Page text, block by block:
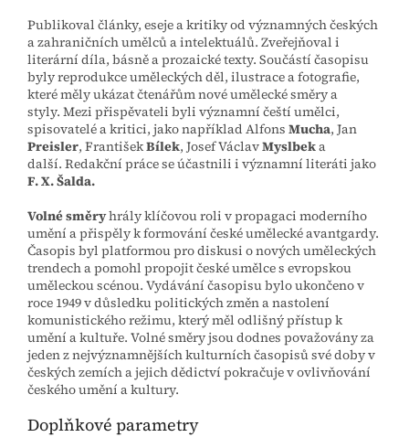
Publikoval články, eseje a kritiky od významných českých
a zahraničních umělců a intelektuálů. Zveřejňoval i
literární díla, básně a prozaické texty. Součástí časopisu
byly reprodukce uměleckých děl, ilustrace a fotografie,
které měly ukázat čtenářům nové umělecké směry a
styly. Mezi přispěvateli byli významní čeští umělci,
spisovatelé a kritici, jako například Alfons Mucha, Jan
Preisler, FrantišekBílek, Josef VáclavMyslbeka
další. Redakční práce se účastnili i významní literáti jako
F. X. Šalda.
Volné směryhrály klíčovou roli v propagaci moderního
umění a přispěly k formování české umělecké avantgardy.
Časopis byl platformou pro diskusi o nových uměleckých
trendech a pomohl propojit české umělce s evropskou
uměleckou scénou. Vydávání časopisu bylo ukončeno v
roce 1949 v důsledku politických změn a nastolení
komunistického režimu, který měl odlišný přístup k
umění a kultuře. Volné směry jsou dodnes považovány za
jeden z nejvýznamnějších kulturních časopisů své doby v
českých zemích a jejich dědictví pokračuje v ovlivňování
českého umění a kultury.
Doplňkové parametry